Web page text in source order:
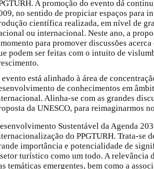
A promoção do evento dá
no sentido de propiciar espaços para
científica realizada, em nível de
ou internacional. Neste ano, a
para promover discussões
podem ser feitas com o intuito de
evento está alinhado à área de
de conhecimentos em
Alinha-se com as grandes
da UNESCO, para reimaginarmos
Sustentável da Agenda
do PPGTURH. Trata-se
importância e potencialidade de
turístico como um todo. A relevância
temáticas emergentes, bem como a